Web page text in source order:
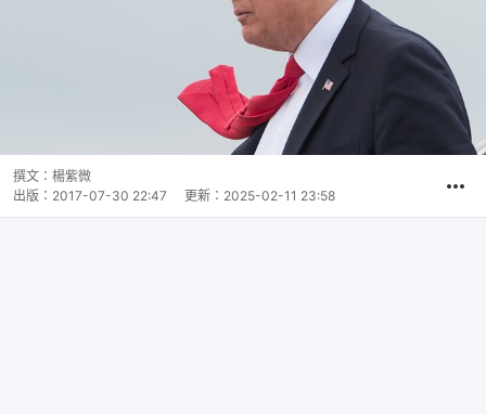
撰文： 楊紫微
出版： 2017-07-30 22:47 更新： 2025-02-11 23:58